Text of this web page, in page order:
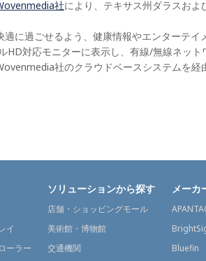
社により、テキサス州ダラスお
に過ごせるよう、健康情報やエンターテイ
HD対応モニターに表示し、有線/無線ネッ
社のクラウドベースシステムを経
イ
ーラー
ソリューションから探す
店舗・ショッピングモール
美術館・博物館
交通機関
メーカ
Bluefin